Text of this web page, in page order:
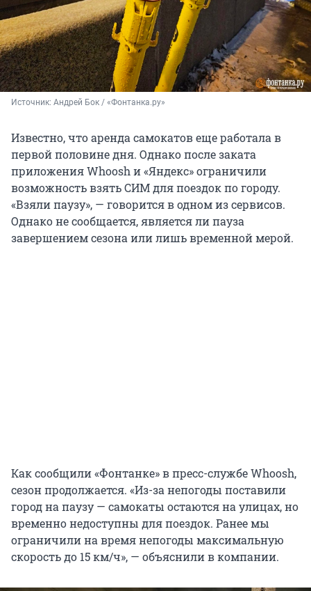
Источник: Андрей Бок / «Фонтанка.ру»
Известно, что аренда самокатов еще работала в
первой половине дня. Однако после заката
приложения Whoosh и «Яндекс» ограничили
возможность взять СИМ для поездок по городу.
«Взяли паузу», — говорится в одном из сервисов.
Однако не сообщается, является ли пауза
завершением сезона или лишь временной мерой.
Как сообщили «Фонтанке» в пресс-службе Whoosh,
сезон продолжается. «Из-за непогоды поставили
город на паузу — самокаты остаются на улицах, но
временно недоступны для поездок. Ранее мы
ограничили на время непогоды максимальную
скорость до 15 км/ч», — объяснили в компании.